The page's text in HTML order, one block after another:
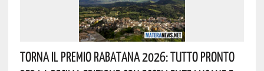
Torna Il Premio Rabatana 2026: Tutto Pronto